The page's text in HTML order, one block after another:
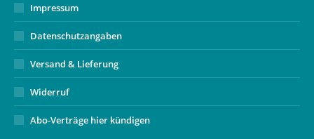
Impressum
Datenschutzangaben
Versand & Lieferung
Widerruf
Abo-Verträge hier kündigen